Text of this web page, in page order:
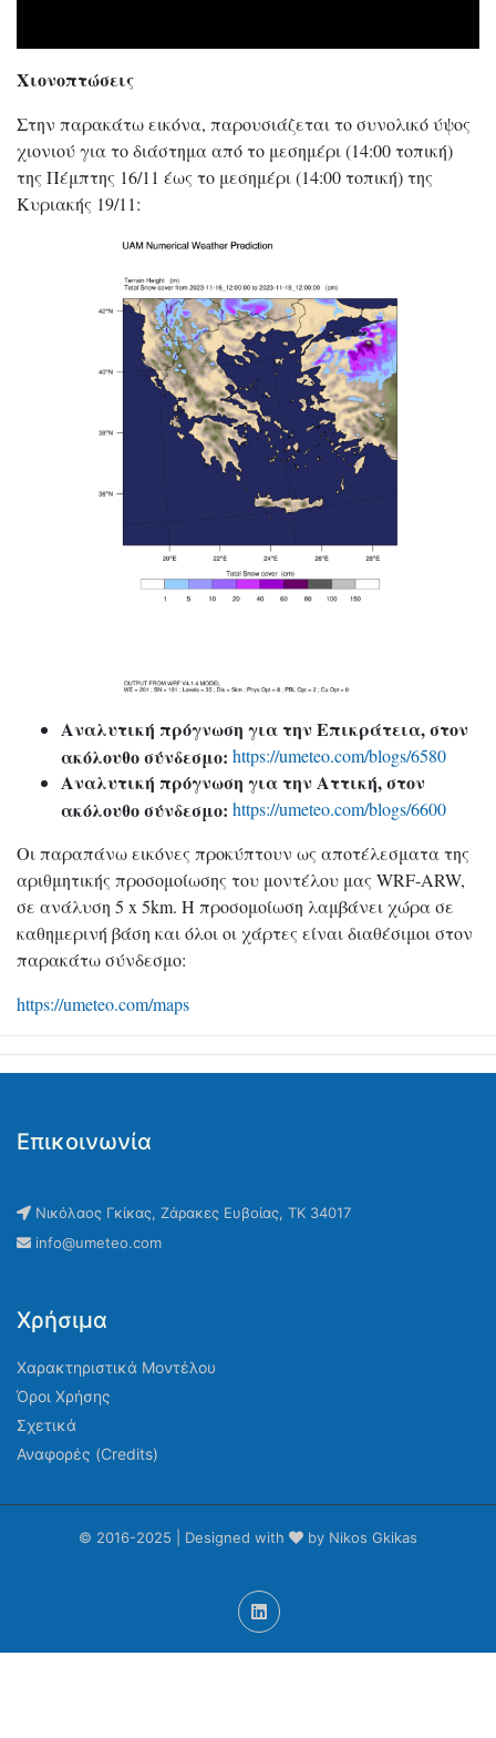
Χιονοπτώσεις
Στην παρακάτω εικόνα, παρουσιάζεται το συνολικό ύψος
χιονιού για το διάστημα από το μεσημέρι (14:00 τοπική)
της Πέμπτης 16/11 έως το μεσημέρι (14:00 τοπική) της
Κυριακής 19/11:
Αναλυτική πρόγνωση για την Επικράτεια, στον
ακόλουθο σύνδεσμο: https://umeteo.com/blogs/6580
Αναλυτική πρόγνωση για την Αττική, στον
ακόλουθο σύνδεσμο: https://umeteo.com/blogs/6600
Οι παραπάνω εικόνες προκύπτουν ως αποτέλεσματα της
αριθμητικής προσομοίωσης του μοντέλου μας WRF-ARW,
σε ανάλυση 5 x 5km. Η προσομοίωση λαμβάνει χώρα σε
καθημερινή βάση και όλοι οι χάρτες είναι διαθέσιμοι στον
παρακάτω σύνδεσμο:
https://umeteo.com/maps
Επικοινωνία
Νικόλαος Γκίκας, Ζάρακες Ευβοίας, ΤΚ 34017
info@umeteo.com
Χρήσιμα
Χαρακτηριστικά Μοντέλου
Όροι Χρήσης
Σχετικά
Αναφορές (Credits)
© 2016-2025 | Designed with by Nikos Gkikas